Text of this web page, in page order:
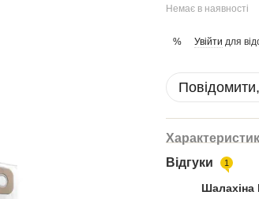
Немає в наявності
% Увійти для
Відгуки
1
Шалахіна